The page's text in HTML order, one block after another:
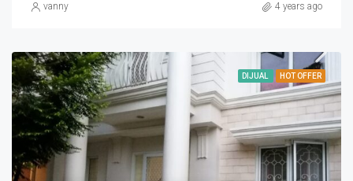
vanny 4 years ago
DIJUAL HOT OFFER